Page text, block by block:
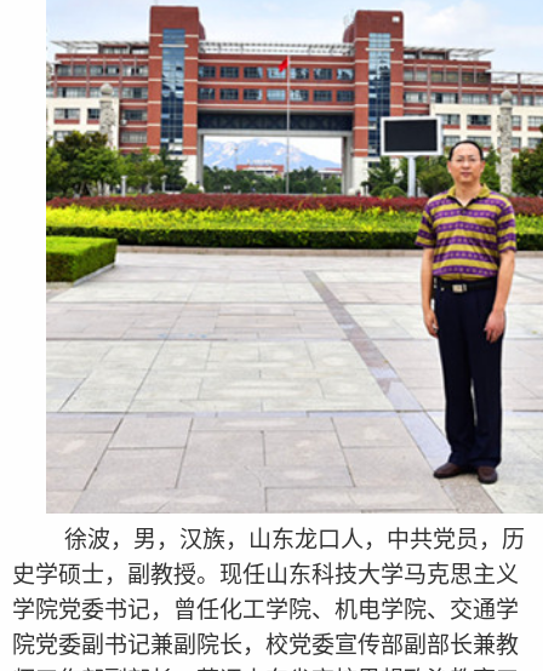
徐波，男，汉族，山东龙口人，中共党员，历
史学硕士，副教授。现任山东科技大学马克思主义
学院党委书记，曾任化工学院、机电学院、交通学
院党委副书记兼副院长，校党委宣传部副部长兼教